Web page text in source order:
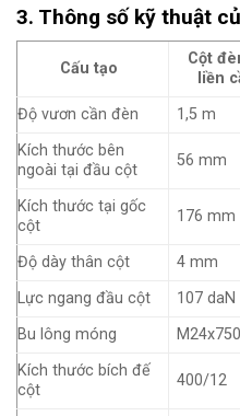
3. Thông số kỹ thuật
Cấu tạo
Cột
liền
Độ vươn cần đèn
1,5 m
Kích thước bên
ngoài tại đầu cột
56 mm
Kích thước tại gốc
cột
176 mm
Độ dày thân cột 4 mm
Lực ngang đầu cột
107 daN
Bu lông móng
Kích thước bích đế
cột
400/12